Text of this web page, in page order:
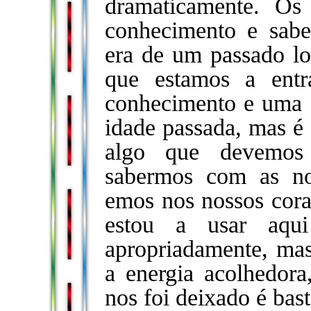
dramaticamente.
conhecimento e
era de um passado
que estamos a
conhecimento e uma
idade passada, mas
algo que
sabermos com as
emos nos nossos
estou a usar
apropriadamente,
a energia
nos foi deixado é